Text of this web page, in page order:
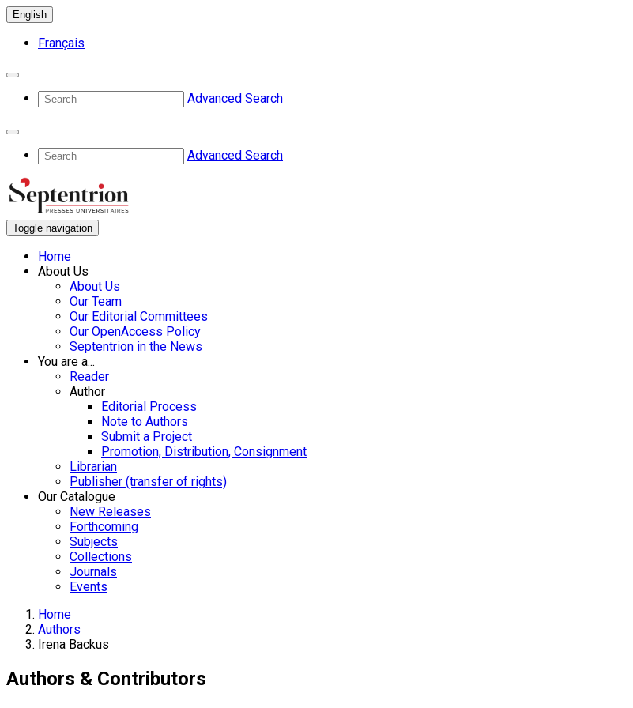
English
Français
Advanced Search
Advanced Search
Toggle navigation
Home
About Us
About Us
Our Team
Our Editorial Committees
Our OpenAccess Policy
Septentrion in the News
You are a...
Reader
Author
Editorial Process
Note to Authors
Submit a Project
Promotion, Distribution, Consignment
Librarian
Publisher (transfer of rights)
Our Catalogue
New Releases
Forthcoming
Subjects
Collections
Journals
Events
Home
Authors
Irena Backus
Authors & Contributors